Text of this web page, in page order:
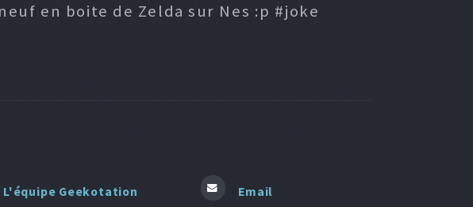
en boite de Zelda sur Nes :p #joke
L'équipe Geekotation Email